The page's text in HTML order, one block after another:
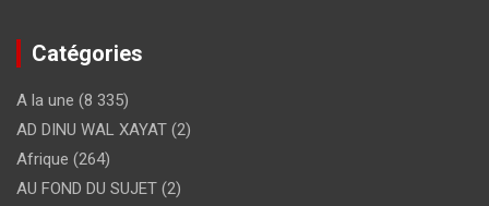
Catégories
A la une (8 335)
AD DINU WAL XAYAT (2)
Afrique (264)
AU FOND DU SUJET (2)